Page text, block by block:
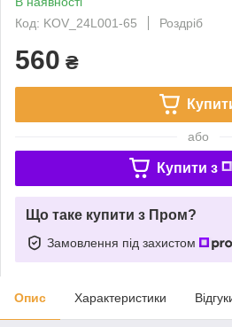
Код: KOV_24L001-65
Роздріб
560 ₴
або
Купити з
Що таке купити з Пром?
Замовлення під захистом
Опис Характеристики